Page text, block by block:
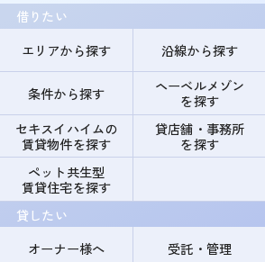
借りたい
エリアから探す
沿線から探す
条件から探す
ヘーベルメゾン
を探す
セキスイハイムの
賃貸物件を探す
貸店舗・事務所
を探す
ペット共生型
賃貸住宅を探す
貸したい
オーナー様へ
受託・管理